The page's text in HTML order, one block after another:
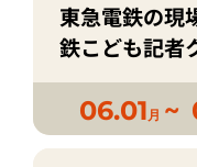
06.01 月
東急電鉄の現
鉄こども記者
｜東急電鉄の